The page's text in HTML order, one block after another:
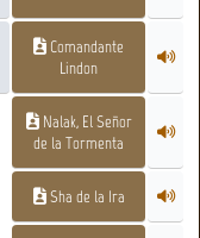
Comandante
Lindon
Nalak, El Señor
de la Tormenta
Sha de la Ira